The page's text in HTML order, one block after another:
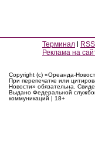
Терминал RSS
Реклама на
Copyright (c) «Ореанда-
При перепечатке или
Новости» обязательна.
Выдано Федеральной
коммуникаций | 18+